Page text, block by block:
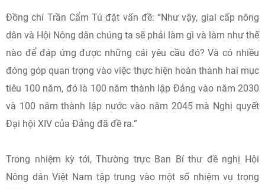
Đồng chí Trần Cẩm Tú đặt vấn đề: “Như vậy, giai cấp nông
dân và Hội Nông dân chúng ta sẽ phải làm gì và làm như thế
nào để đáp ứng được những cái yêu cầu đó? Và có nhiều
đóng góp quan trọng vào việc thực hiện hoàn thành hai mục
tiêu 100 năm, đó là 100 năm thành lập Đảng vào năm 2030
và 100 năm thành lập nước vào năm 2045 mà Nghị quyết
Đại hội XIV của Đảng đã đề ra.”
Trong nhiệm kỳ tới, Thường trực Ban Bí thư đề nghị Hội
Nông dân Việt Nam tập trung vào một số nhiệm vụ trọng